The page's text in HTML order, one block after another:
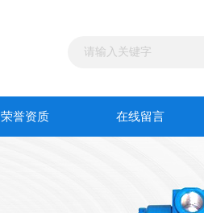
荣誉资质 在线留言